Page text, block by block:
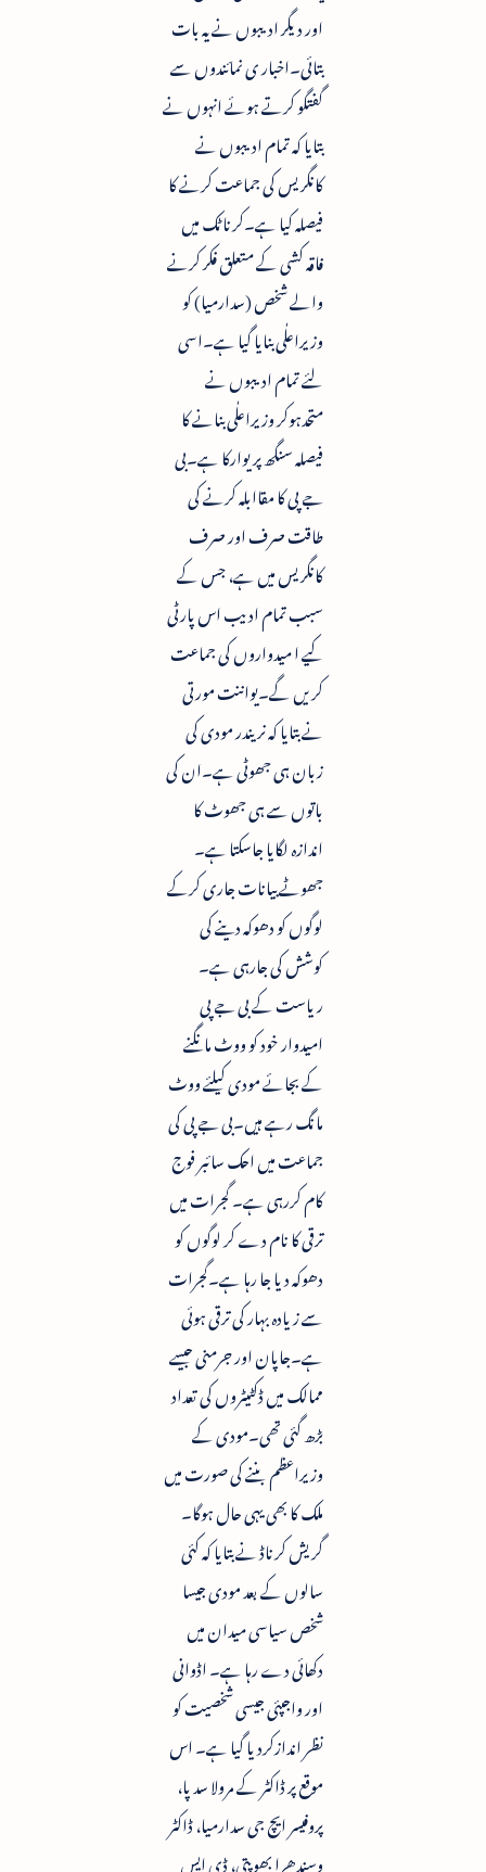
اور دیگر ادیبوں نے یہ بات
بتائی۔اخبار ی نمائندوں سے
گفتگو کرتے ہوئے انہوں نے
بتایا کہ تمام ادیبوں نے
کانگریس کی جماعت کرنے کا
فیصلہ کیا ہے۔کرناٹک میں
فاقہ کشی کے متعلق فکر کرنے
والے شخص (سدارمیا) کو
وزیراعلٰی بنایا گیا ہے۔اسی
لئے تمام ادیبوں نے
متحدہوکر وزیراعلٰی بنانے کا
فیصلہ سنگھ پریوارکا ہے۔بی
جے پی کا مقاابلہ کرنے کی
طاقت صرف اور صرف
کانگریس میں ہے، جس کے
سبب تمام ادیب اس پارٹی
کیے ا میدواروں کی جماعت
کریں گے۔یواننت مورتی
نے بتایا کہ نریندر مودی کی
زبان ہی جھوٹی ہے۔ان کی
باتوں سے ہی جھوٹ کا
اندازہ لگایا جاسکتا ہے۔
جھوٹے بیانات جاری کرکے
لوگوں کو دھوکہ دینے کی
کوشش کی جارہی ہے۔
ریاست کے بی جے پی
امیدوار خود کو ووٹ مانگنے
کے بجائے مودی کیلئے ووٹ
مانگ رہے ہیں۔بی جے پی کی
جماعت میں احک سائبر فوج
کام کررہی ہے۔ گجرات میں
ترقی کا نام دے کر لوگوں کو
دھوکہ دیا جا رہا ہے۔گجرات
سے زیادہ بہار کی ترقی ہوئی
ہے۔جاپان اور جرمنی جیسے
ممالک میں ڈکٹیٹروں کی تعداد
بڑھ گئی تھی۔مودی کے
وزیراعظم بننے کی صورت میں
ملک کا بھی یہی حال ہوگا۔
گریش کرناڈ نے بتایا کہ کئی
سالوں کے بعد مودی جیسا
شخص سیاسی میدان میں
دکھائی دے رہا ہے۔ اڈوانی
اور واجپئی جیسی شخصیت کو
نظر اندازکردیا گیا ہے۔ اس
موقع پر ڈاکٹر کے مرولا سدپا،
پروفیسر ایچ جی سدارمیا، ڈاکٹر
وسندھرا بھوپتی، ڈی ایس